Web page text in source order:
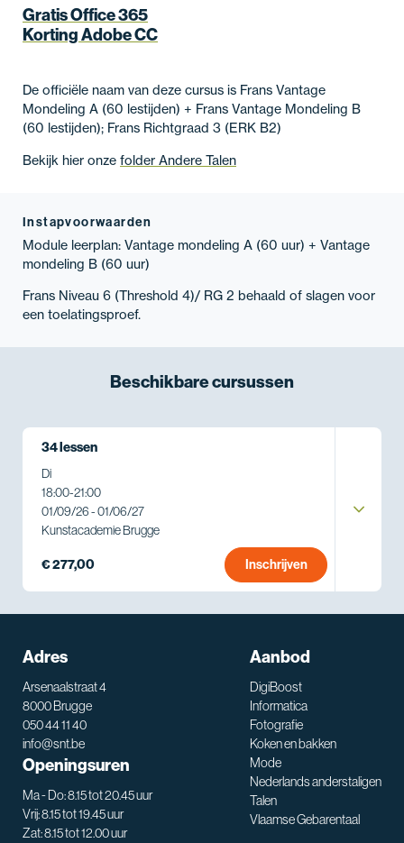
Gratis Office 365
Korting Adobe CC
De officiële naam van deze cursus is Frans Vantage
Mondeling A (60 lestijden) + Frans Vantage Mondeling B
(60 lestijden); Frans Richtgraad 3 (ERK B2)
Bekijk hier onze folder Andere Talen
Instapvoorwaarden
Module leerplan: Vantage mondeling A (60 uur) + Vantage
mondeling B (60 uur)
Frans Niveau 6 (Threshold 4)/ RG 2 behaald of slagen voor
een toelatingsproef.
Beschikbarecursussen
34 lessen
Di
18:00-21:00
01/09/26 - 01/06/27
Kunstacademie Brugge
€ 277,00 Inschrijven
Adres
Arsenaalstraat 4
8000 Brugge
050 44 11 40
info@snt.be
Openingsuren
Ma - Do: 8.15 tot 20.45 uur
Vrij: 8.15 tot 19.45 uur
Zat: 8.15 tot 12.00 uur
Aanbod
DigiBoost
Informatica
Fotografie
Koken en bakken
Mode
Nederlands anderstaligen
Talen
Vlaamse Gebarentaal